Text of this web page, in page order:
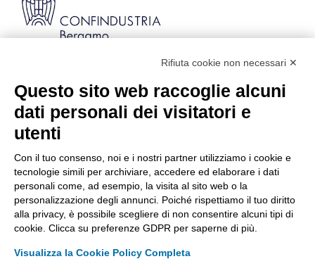
Kilometro Rosso, Gate 5
Codice Fiscale: 80021750163 | PEC:
info@pec.confindustriabergamo.it
CONFINDUSTRIA BERGAMO
ASSISTENZA & PRIVACY
Rifiuta cookie non necessari ✕
Questo sito web raccoglie alcuni
dati personali dei visitatori e
utenti
Con il tuo consenso, noi e i nostri partner utilizziamo i cookie e
tecnologie simili per archiviare, accedere ed elaborare i dati
personali come, ad esempio, la visita al sito web o la
personalizzazione degli annunci. Poiché rispettiamo il tuo diritto
alla privacy, è possibile scegliere di non consentire alcuni tipi di
cookie. Clicca su preferenze GDPR per saperne di più.
Visualizza la Cookie Policy Completa